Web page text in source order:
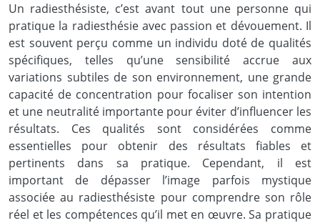
Un radiesthésiste, c’est avant tout une personne qui
pratique la radiesthésie avec passion et dévouement. Il
est souvent perçu comme un individu doté de qualités
spécifiques, telles qu’une sensibilité accrue aux
variations subtiles de son environnement, une grande
capacité de concentration pour focaliser son intention
et une neutralité importante pour éviter d’influencer les
résultats. Ces qualités sont considérées comme
essentielles pour obtenir des résultats fiables et
pertinents dans sa pratique. Cependant, il est
important de dépasser l’image parfois mystique
associée au radiesthésiste pour comprendre son rôle
réel et les compétences qu’il met en œuvre. Sa pratique